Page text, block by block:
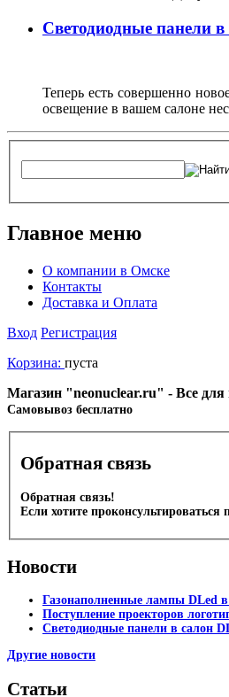
Светодиодные панели
Теперь есть совершенно
освещение в вашем салоне
Главное меню
О компании в Омске
Контакты
Доставка и Оплата
Вход Регистрация
Корзина: пуста
Магазин "neonuclear.ru" - Все
Cамовывоз бесплатно
Обратная связь
Обратная связь!
Если хотите
Новости
Газонаполненные лампы DLed
Поступление проекторов
Светодиодные панели в салон
Другие новости
Статьи